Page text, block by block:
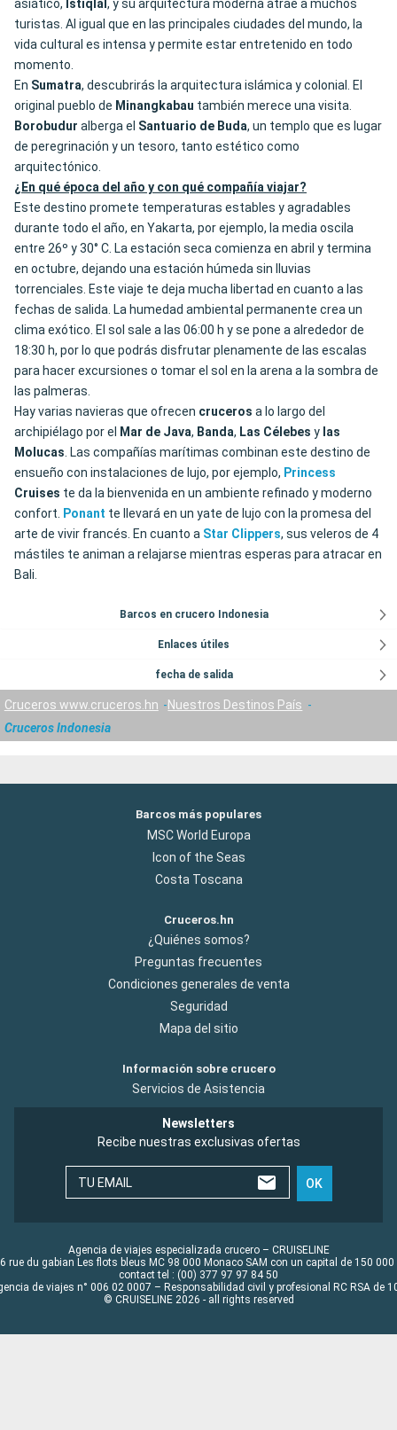
asiático, Istiqlal , y su arquitectura moderna atrae a muchos
turistas. Al igual que en las principales ciudades del mundo, la
vida cultural es intensa y permite estar entretenido en todo
momento.
En Sumatra, descubrirás la arquitectura islámica y colonial. El
original pueblo de Minangkabau también merece una visita.
Borobudur alberga el Santuario de Buda, un templo que es lugar
de peregrinación y un tesoro, tanto estético como
arquitectónico.
¿En qué época del año y con qué compañía viajar?
Este destino promete temperaturas estables y agradables
durante todo el año, en Yakarta, por ejemplo, la media oscila
entre 26º y 30° C. La estación seca comienza en abril y termina
en octubre, dejando una estación húmeda sin lluvias
torrenciales. Este viaje te deja mucha libertad en cuanto a las
fechas de salida. La humedad ambiental permanente crea un
clima exótico. El sol sale a las 06:00 h y se pone a alrededor de
18:30 h, por lo que podrás disfrutar plenamente de las escalas
para hacer excursiones o tomar el sol en la arena a la sombra de
las palmeras.
Hay varias navieras que ofrecen cruceros a lo largo del
archipiélago por el
Mar de Java, Banda, Las Célebes y las
Molucas. Las compañías marítimas combinan este destino de
ensueño con instalaciones de lujo, por ejemplo, Princess
Cruises te da la bienvenida en un ambiente refinado y moderno
confort. Ponant te llevará en un yate de lujo con la promesa del
arte de vivir francés. En cuanto a Star Clippers, sus veleros de 4
mástiles te animan a relajarse mientras esperas para atracar en
Bali.
Barcos en crucero Indonesia
Enlaces útiles
fecha de salida
Cruceros www.cruceros.hn
Nuestros Destinos País
Cruceros Indonesia
Barcos más populares
MSC World Europa
Icon of the Seas
Costa Toscana
Cruceros.hn
¿Quiénes somos?
Preguntas frecuentes
Condiciones generales de venta
Seguridad
Mapa del sitio
Información sobre crucero
Servicios de Asistencia
Newsletters
Recibe nuestras exclusivas ofertas
TU EMAIL OK
Agencia de viajes especializada crucero – CRUISELINE
rue du gabian Les flots bleus MC 98 000 Monaco SAM con un capital de 150 000
contact tel : (00) 377 97 97 84 50
de viajes n° 006 02 0007 – Responsabilidad civil y profesional RC RSA de
© CRUISELINE 2026 - all rights reserved